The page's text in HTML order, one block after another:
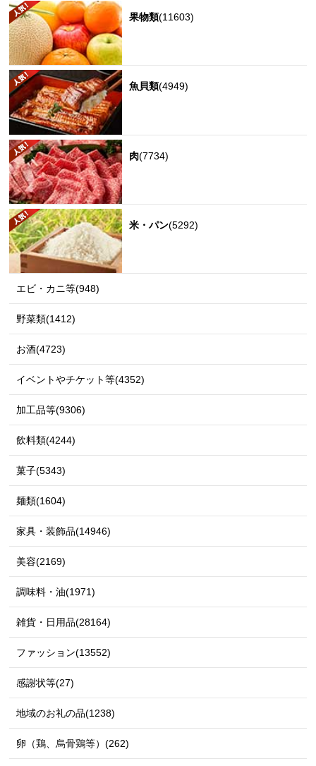
果物類(11603)
魚貝類(4949)
肉(7734)
米・パン(5292)
エビ・カニ等(948)
野菜類(1412)
お酒(4723)
イベントやチケット等(4352)
加工品等(9306)
飲料類(4244)
菓子(5343)
麺類(1604)
家具・装飾品(14946)
美容(2169)
調味料・油(1971)
雑貨・日用品(28164)
ファッション(13552)
感謝状等(27)
地域のお礼の品(1238)
卵（鶏、烏骨鶏等）(262)